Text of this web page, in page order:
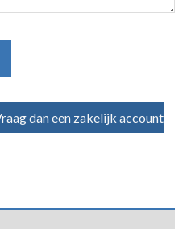
dan een zakelijk account